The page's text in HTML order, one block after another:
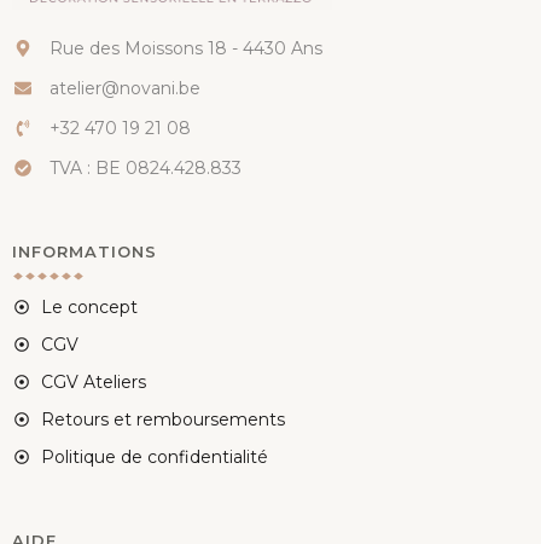
Rue des Moissons 18 - 4430 Ans
atelier@novani.be
+32 470 19 21 08
TVA : BE 0824.428.833
INFORMATIONS
Le concept
CGV
CGV Ateliers
Retours et remboursements
Politique de confidentialité
AIDE